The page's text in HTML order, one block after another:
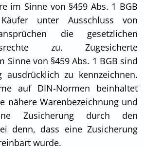
im Sinne von §459 Abs. 1 BGB
unter Ausschluss von
die gesetzlichen
zu. Zugesicherte
Sinne von §459 Abs. 1 BGB sind
ausdrücklich zu kennzeichnen.
auf DIN-Normen beinhaltet
nähere Warenbezeichnung und
Zusicherung durch den
denn, dass eine Zusicherung
wurde.